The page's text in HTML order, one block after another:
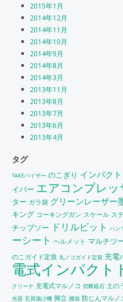
2015年1月
2014年12月
2014年11月
2014年10月
2014年9月
2014年8月
2014年3月
2013年11月
2013年8月
2013年7月
2013年6月
2013年4月
タグ
TAKEバイザー のこぎり インパク
イバー エアコンプレッ
ター ガラ袋 グリーンレーザー
キング コーキングガン スケール ス
チップソー ドリルビット ハン
ーシート ヘルメット マルチツ
のこガイド定規 丸ノコガイド定規 充電
電式インパクト
クリーナ 充電式マルノコ 切断砥石 土の
光器 瓦荷揚げ機 脚立 腰袋 防じんマルノ